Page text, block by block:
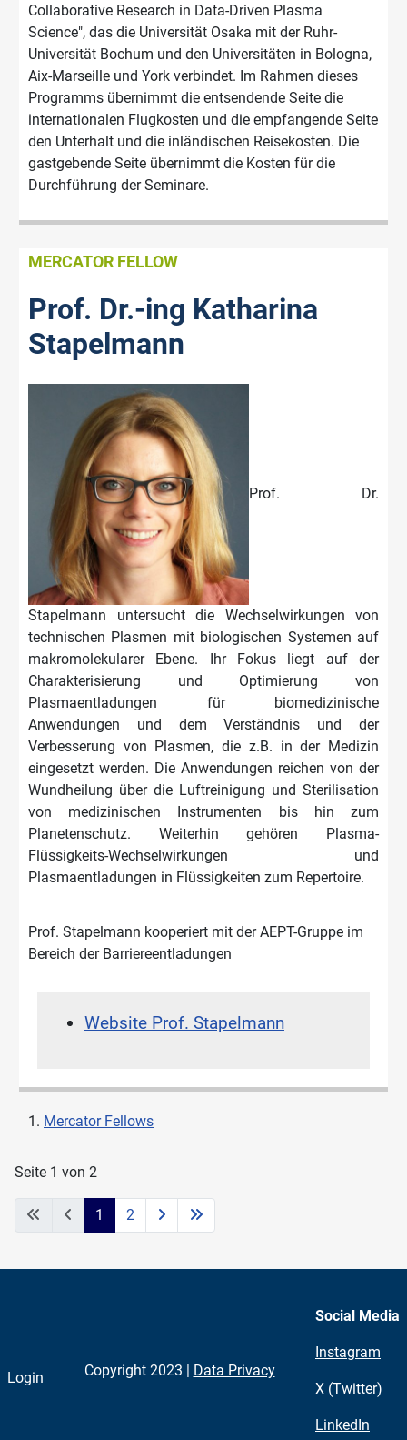
Collaborative Research in Data-Driven Plasma
Science", das die Universität Osaka mit der Ruhr-
Universität Bochum und den Universitäten in Bologna,
Aix-Marseille und York verbindet. Im Rahmen dieses
Programms übernimmt die entsendende Seite die
internationalen Flugkosten und die empfangende Seite
den Unterhalt und die inländischen Reisekosten. Die
gastgebende Seite übernimmt die Kosten für die
Durchführung der Seminare.
MERCATOR FELLOW
Prof. Dr.-ing Katharina
Stapelmann
Prof. Dr.
Stapelmann untersucht die Wechselwirkungen von
technischen Plasmen mit biologischen Systemen auf
makromolekularer Ebene. Ihr Fokus liegt auf der
Charakterisierung und Optimierung von
Plasmaentladungen für biomedizinische
Anwendungen und dem Verständnis und der
Verbesserung von Plasmen, die z.B. in der Medizin
eingesetzt werden. Die Anwendungen reichen von der
Wundheilung über die Luftreinigung und Sterilisation
von medizinischen Instrumenten bis hin zum
Planetenschutz. Weiterhin gehören Plasma-
Flüssigkeits-Wechselwirkungen und
Plasmaentladungen in Flüssigkeiten zum Repertoire.
Prof. Stapelmann kooperiert mit der AEPT-Gruppe im
Bereich der Barriereentladungen
Website Prof. Stapelmann
Mercator Fellows
Seite 1 von 2
1 2
Login Copyright 2023 | Data Privacy
Social Media
Instagram
X (Twitter)
LinkedIn